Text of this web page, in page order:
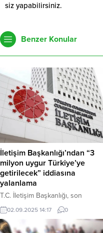
siz yapabilirsiniz.
Benzer Konular
İletişim Başkanlığı’ndan “3
milyon uygur Türkiye’ye
getirilecek” iddiasına
yalanlama
T.C. İletişim Başkanlığı, son
günlerde sosyal medyada yayılan
“Türkiye ile Çin arasında 3 milyon
Uygur’un Türkiye’ye getirileceğine
02.09.2025 14:17 0